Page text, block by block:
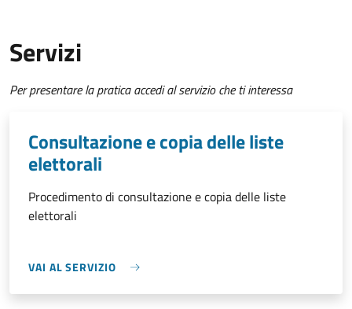
Servizi
Per presentare la pratica accedi al servizio che ti interessa
Consultazione e copia delle liste
elettorali
Procedimento di consultazione e copia delle liste
elettorali
VAI AL SERVIZIO